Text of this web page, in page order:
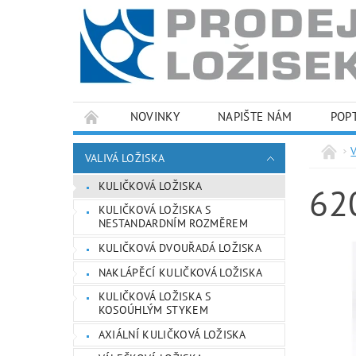
NOVINKY NAPIŠTE NÁM
PODMÍNKY OCHRANY OSOBNÍCH ÚDAJŮ
VALIVÁ LOŽISKA
KULIČKOVÁ LOŽISKA
KULIČKOVÁ LOŽISKA S
NESTANDARDNÍM ROZMĚREM
KULIČKOVÁ DVOUŘADÁ LOŽISKA
NAKLÁPĚCÍ KULIČKOVÁ LOŽISKA
KULIČKOVÁ LOŽISKA S
KOSOÚHLÝM STYKEM
AXIÁLNÍ KULIČKOVÁ LOŽISKA